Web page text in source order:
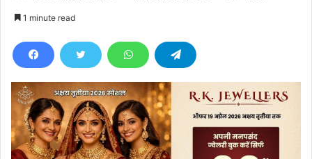
d
e
m
a
i
1 minute read